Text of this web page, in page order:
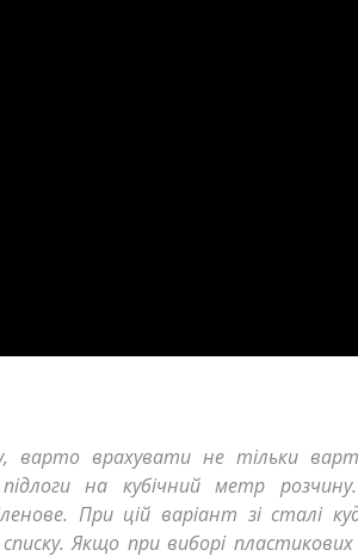
варто врахувати не тільки
на кубічний метр
При цій варіант зі сталі
Якщо при виборі